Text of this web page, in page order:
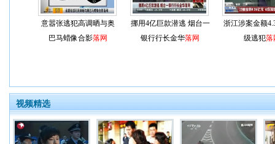
意嚣张逃犯高调晒与奥
巴马蜡像合影落网
挪用4亿巨款潜逃 烟台一
银行行长金华落网
浙江涉案金额
级逃犯落
视频精选